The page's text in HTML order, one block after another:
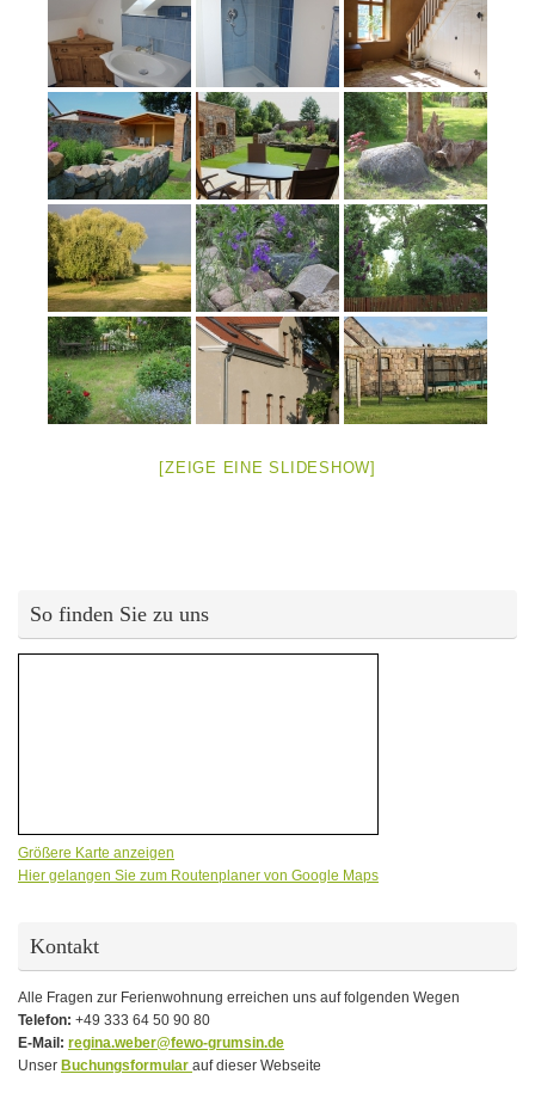
[ZEIGE EINE SLIDESHOW]
So finden Sie zu uns
Größere Karte anzeigen
Hier gelangen Sie zum Routenplaner von Google Maps
Kontakt
Alle Fragen zur Ferienwohnung erreichen uns auf folgenden Wegen
Telefon: +49 333 64 50 90 80
E-Mail: regina.weber@fewo-grumsin.de
Unser Buchungsformular auf dieser Webseite